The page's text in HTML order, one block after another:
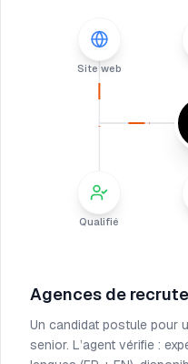
Site web
Qualifié
Agences de
Un candidat postule pour
senior. L’agent vérifie :